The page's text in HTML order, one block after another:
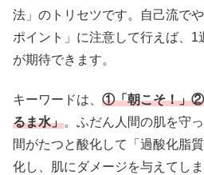
法」のトリセツです。自己流で
ポイント」に注意して行えば、
が期待できます。
キーワードは、 ①「朝こそ！」②
るま水」。ふだん人間の肌を守
間がたつと酸化して「過酸化脂
化し、肌にダメージを与えてし